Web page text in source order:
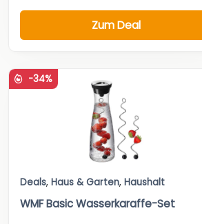
Zum Deal
-34%
Deals, Haus & Garten, Haushalt
WMF Basic Wasserkaraffe-Set